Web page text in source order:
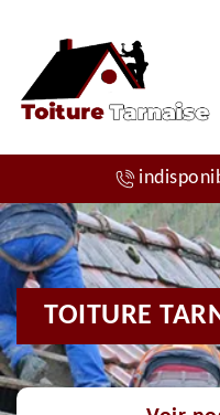
TOITURE